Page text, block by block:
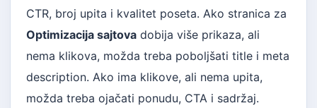
CTR, broj upita i kvalitet poseta. Ako stranica za
Optimizacija sajtova dobija više prikaza, ali
nema klikova, možda treba poboljšati title i meta
description. Ako ima klikove, ali nema upita,
možda treba ojačati ponudu, CTA i sadržaj.